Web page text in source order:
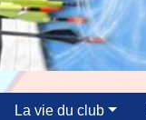
La vie du club